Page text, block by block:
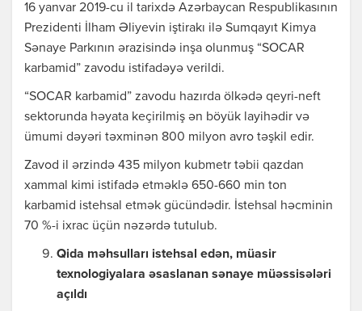
16 yanvar 2019-cu il tarixdə Azərbaycan Respublikasının
Prezidenti İlham Əliyevin iştirakı ilə Sumqayıt Kimya
Sənaye Parkının ərazisində inşa olunmuş “SOCAR
karbamid” zavodu istifadəyə verildi.
“SOCAR karbamid” zavodu hazırda ölkədə qeyri-neft
sektorunda həyata keçirilmiş ən böyük layihədir və
ümumi dəyəri təxminən 800 milyon avro təşkil edir.
Zavod il ərzində 435 milyon kubmetr təbii qazdan
xammal kimi istifadə etməklə 650-660 min ton
karbamid istehsal etmək gücündədir. İstehsal həcminin
70 %-i ixrac üçün nəzərdə tutulub.
Qida məhsulları istehsal edən, müasir
texnologiyalara əsaslanan sənaye müəssisələri
açıldı